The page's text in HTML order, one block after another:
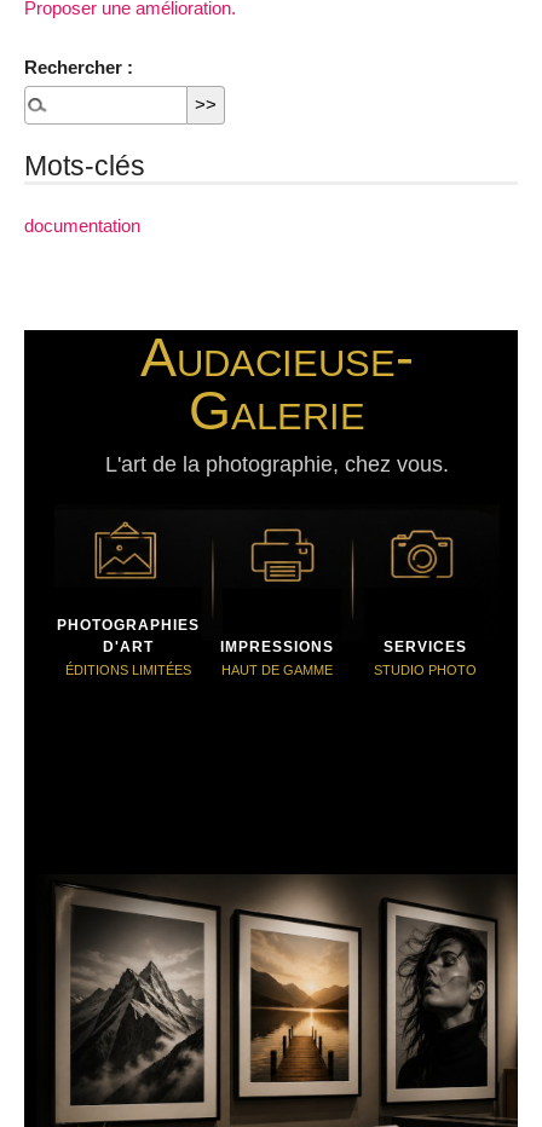
Proposer une amélioration.
Rechercher :
Mots-clés
documentation
Audacieuse-
Galerie
L'art de la photographie, chez vous.
PHOTOGRAPHIES
D'ART
ÉDITIONS LIMITÉES
IMPRESSIONS
HAUT DE GAMME
SERVICES
STUDIO PHOTO